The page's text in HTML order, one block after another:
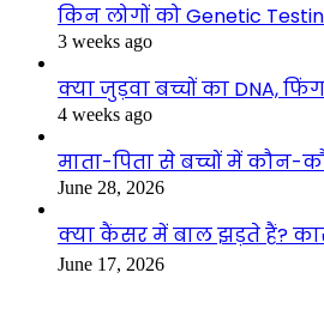
किन लोगों को Genetic
3 weeks ago
क्या जुड़वा बच्चों का DNA,
4 weeks ago
माता-पिता से बच्चों में कौन-
June 28, 2026
क्या कैंसर में बाल झड़ते हैं?
June 17, 2026